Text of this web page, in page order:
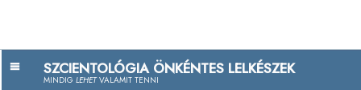
SZCIENTOLÓGIA ÖNKÉNTES LELKÉSZEK
MINDIG LEHETVALAMIT TENNI